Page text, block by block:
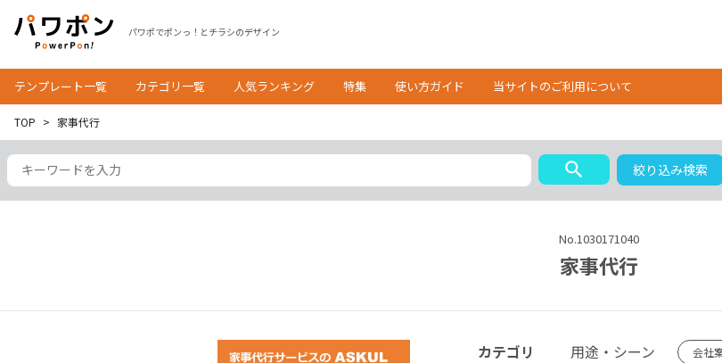
パワポでポンっ！とチラシのデザイン
テンプレート一覧 カテゴリ一覧 人気ランキング 特集 使い方ガイド 当サイトのご利用について
TOP 家事代行
search 絞り込み検索
No.1030171040
家事代行
カテゴリ 用途・シーン 会社